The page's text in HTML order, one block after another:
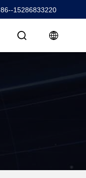
86--15286833220